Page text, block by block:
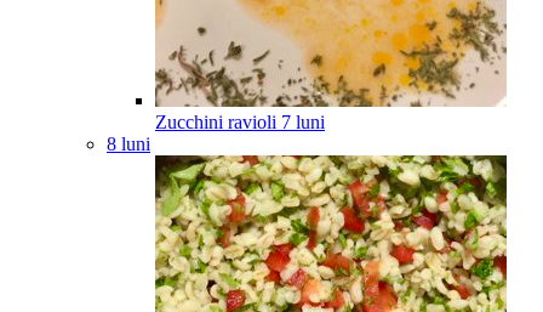
Zucchini ravioli 7 luni
8 luni